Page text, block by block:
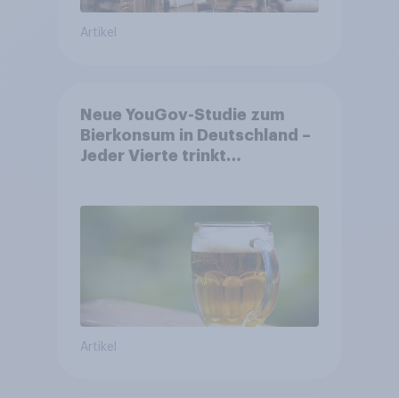
Artikel
Neue YouGov-Studie zum
Bierkonsum in Deutschland –
Jeder Vierte trinkt
wächst um über 23 Prozent
Artikel